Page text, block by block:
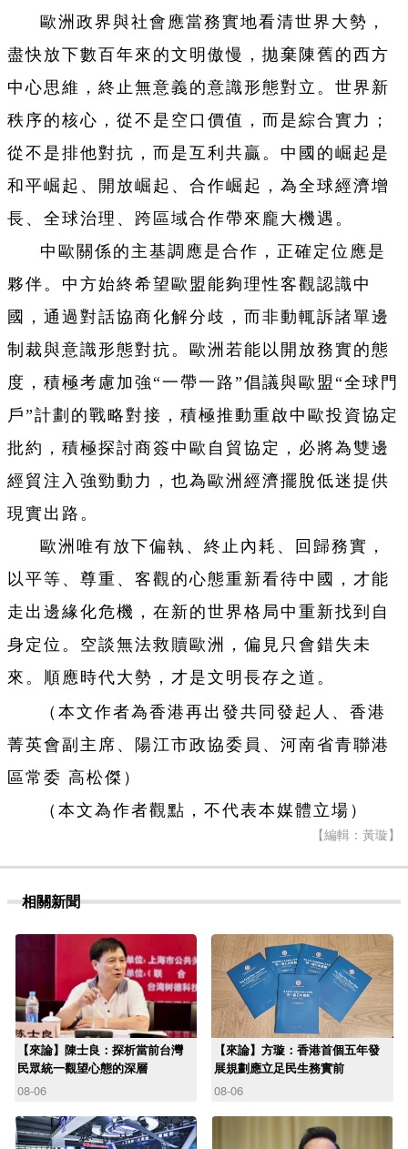
歐洲政界與社會應當務實地看清世界大勢，
盡快放下數百年來的文明傲慢，拋棄陳舊的西方
中心思維，終止無意義的意識形態對立。世界新
秩序的核心，從不是空口價值，而是綜合實力；
從不是排他對抗，而是互利共贏。中國的崛起是
和平崛起、開放崛起、合作崛起，為全球經濟增
長、全球治理、跨區域合作帶來龐大機遇。
中歐關係的主基調應是合作，正確定位應是
夥伴。中方始終希望歐盟能夠理性客觀認識中
國，通過對話協商化解分歧，而非動輒訴諸單邊
制裁與意識形態對抗。歐洲若能以開放務實的態
度，積極考慮加強“一帶一路”倡議與歐盟“全球門
戶”計劃的戰略對接，積極推動重啟中歐投資協定
批約，積極探討商簽中歐自貿協定，必將為雙邊
經貿注入強勁動力，也為歐洲經濟擺脫低迷提供
現實出路。
歐洲唯有放下偏執、終止內耗、回歸務實，
以平等、尊重、客觀的心態重新看待中國，才能
走出邊緣化危機，在新的世界格局中重新找到自
身定位。空談無法救贖歐洲，偏見只會錯失未
來。順應時代大勢，才是文明長存之道。
（本文作者為香港再出發共同發起人、香港
菁英會副主席、陽江市政協委員、河南省青聯港
區常委 高松傑）
（本文為作者觀點，不代表本媒體立場）
【編輯：黃璇】
相關新聞
【來論】陳士良：探析當前台灣
民眾統一觀望心態的深層
08-06
【來論】方璇：香港首個五年發
展規劃應立足民生務實前
08-06